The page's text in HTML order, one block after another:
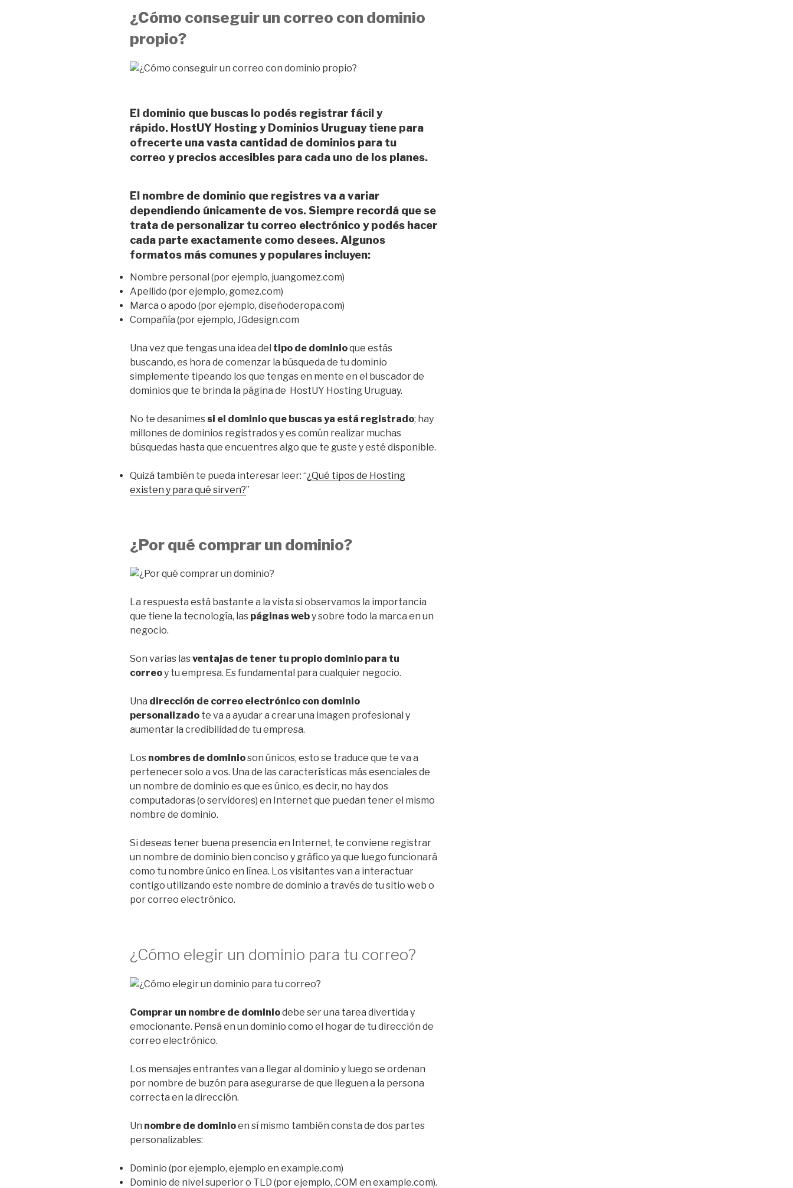
¿Cómo conseguir un correo con dominio
propio?
El dominio que buscas lo podés registrar fácil y
rápido. HostUY Hosting y Dominios Uruguaytiene para
ofrecerte una vasta cantidad de dominios para tu
correo y precios accesibles para cada uno de los planes.
El nombre de dominio que registres va a variar
dependiendo únicamente de vos. Siempre recordá que se
trata de personalizar tu correo electrónico y podés hacer
cada parte exactamente como desees. Algunos
formatos más comunes y populares incluyen:
Nombre personal (por ejemplo, juangomez.com)
Apellido (por ejemplo, gomez.com)
Marca o apodo (por ejemplo, diseñoderopa.com)
Compañía (por ejemplo, JGdesign.com
Una vez que tengas una idea del tipo de dominioque estás
buscando, es hora de comenzar la búsqueda de tu dominio
simplemente tipeando los que tengas en mente en el buscador de
dominios que te brinda la página de HostUY Hosting Uruguay.
No te desanimessi el dominio que buscas ya está registrado; hay
millones de dominios registrados y es común realizar muchas
búsquedas hasta que encuentres algo que te guste y esté disponible.
Quizá también te pueda interesar leer: “¿Qué tipos de Hosting
existen y para qué sirven?”
¿Por qué comprar un dominio?
La respuesta está bastante a la vista si observamos la importancia
que tiene la tecnología, las páginas weby sobre todo la marca en un
negocio.
Son varias lasventajas de tener tu propio dominio para tu
correoy tu empresa. Es fundamental para cualquier negocio.
Una dirección de correo electrónico con dominio
personalizado te va a ayudar a crear una imagen profesional y
aumentar la credibilidad de tu empresa.
Los nombres de dominioson únicos, esto se traduce que te va a
pertenecer solo a vos. Una de las características más esenciales de
un nombre de dominio es que es único, es decir, no hay dos
computadoras (o servidores) en Internet que puedan tener el mismo
nombre de dominio.
Si deseas tener buena presencia en Internet, te conviene registrar
un nombre de dominio bien conciso y gráfico ya que luego funcionará
como tu nombre único en línea. Los visitantes van a interactuar
contigo utilizando este nombre de dominio a través de tu sitio web o
por correo electrónico.
¿Cómo elegir un dominio para tu correo?
Comprar un nombre de dominiodebe ser una tarea divertida y
emocionante. Pensá en un dominio como el hogar de tu dirección de
correo electrónico.
Los mensajes entrantes van a llegar al dominio y luego se ordenan
por nombre de buzón para asegurarse de que lleguen a la persona
correcta en la dirección.
Un nombre de dominioen sí mismo también consta de dos partes
personalizables:
Dominio (por ejemplo, ejemplo en example.com)
Dominio de nivel superior o TLD (por ejemplo, .COM en example.com).